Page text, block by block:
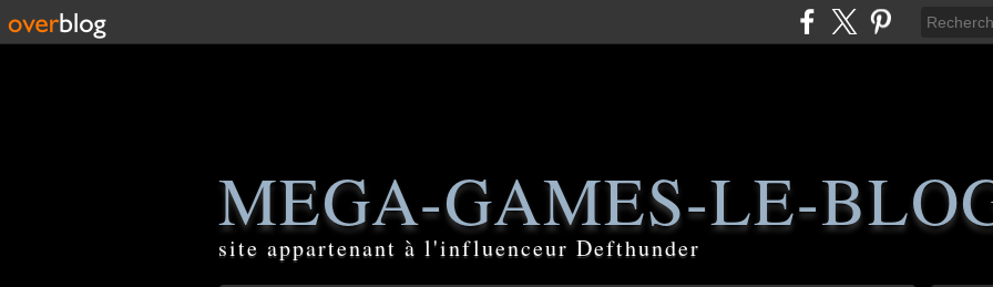
MEGA-GAMES-LE-
site appartenant à l'influenceur Defthunder